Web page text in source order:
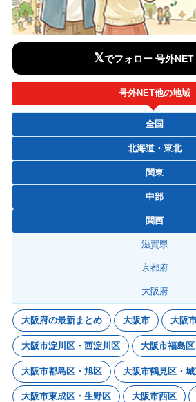
𝕏でフォロー 号外NET
号外NET他の地域
全国
北海道・東北
関東
中部
関西
滋賀県
京都府
大阪府
大阪府の最新まとめ 大阪市 大阪
大阪市淀川区・西淀川区 大阪市福島
大阪市都島区・旭区 大阪市鶴見区・
大阪市東成区・生野区 大阪市西区